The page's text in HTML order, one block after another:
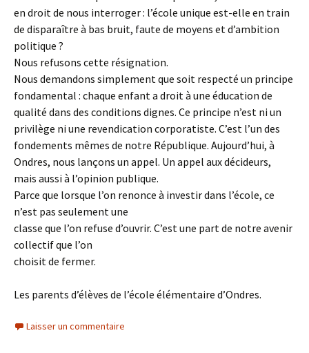
en droit de nous interroger : l’école unique est-elle en train
de disparaître à bas bruit, faute de moyens et d’ambition
politique ?
Nous refusons cette résignation.
Nous demandons simplement que soit respecté un principe
fondamental : chaque enfant a droit à une éducation de
qualité dans des conditions dignes. Ce principe n’est ni un
privilège ni une revendication corporatiste. C’est l’un des
fondements mêmes de notre République. Aujourd’hui, à
Ondres, nous lançons un appel. Un appel aux décideurs,
mais aussi à l’opinion publique.
Parce que lorsque l’on renonce à investir dans l’école, ce
n’est pas seulement une
classe que l’on refuse d’ouvrir. C’est une part de notre avenir
collectif que l’on
choisit de fermer.
Les parents d’élèves de l’école élémentaire d’Ondres.
Laisser un commentaire